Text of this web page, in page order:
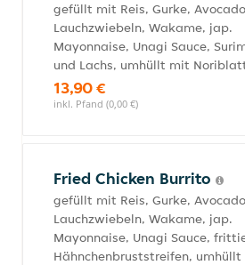
gefüllt mit Reis, Gurke,
Lauchzwiebeln, Wakame, jap.
Mayonnaise, Unagi Sauce,
und Lachs, umhüllt mit
13,90 €
inkl. Pfand (0,00 €)
Fried Chicken Burrito
gefüllt mit Reis, Gurke,
Lauchzwiebeln, Wakame, jap.
Mayonnaise, Unagi Sauce,
Hähnchenbruststreifen,